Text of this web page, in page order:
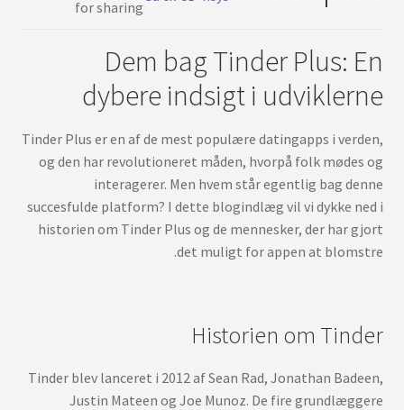
العربية
Dem bag Tinder Plus: En
dybere indsigt i udviklerne
Tinder Plus er en af de mest populære datingapps i verden,
og den har revolutioneret måden, hvorpå folk mødes og
interagerer. Men hvem står egentlig bag denne
succesfulde platform? I dette blogindlæg vil vi dykke ned i
historien om Tinder Plus og de mennesker, der har gjort
det muligt for appen at blomstre.
Historien om Tinder
Tinder blev lanceret i 2012 af Sean Rad, Jonathan Badeen,
Justin Mateen og Joe Munoz. De fire grundlæggere